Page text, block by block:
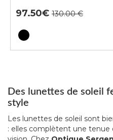
97.50
Des lunettes de soleil
style
Les lunettes de soleil sont
: elles complètent une